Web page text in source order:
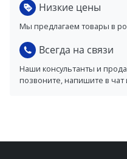
Низкие цены
Мы предлагаем товары в
Всегда на связи
Наши консультанты и
позвоните, напишите в чат